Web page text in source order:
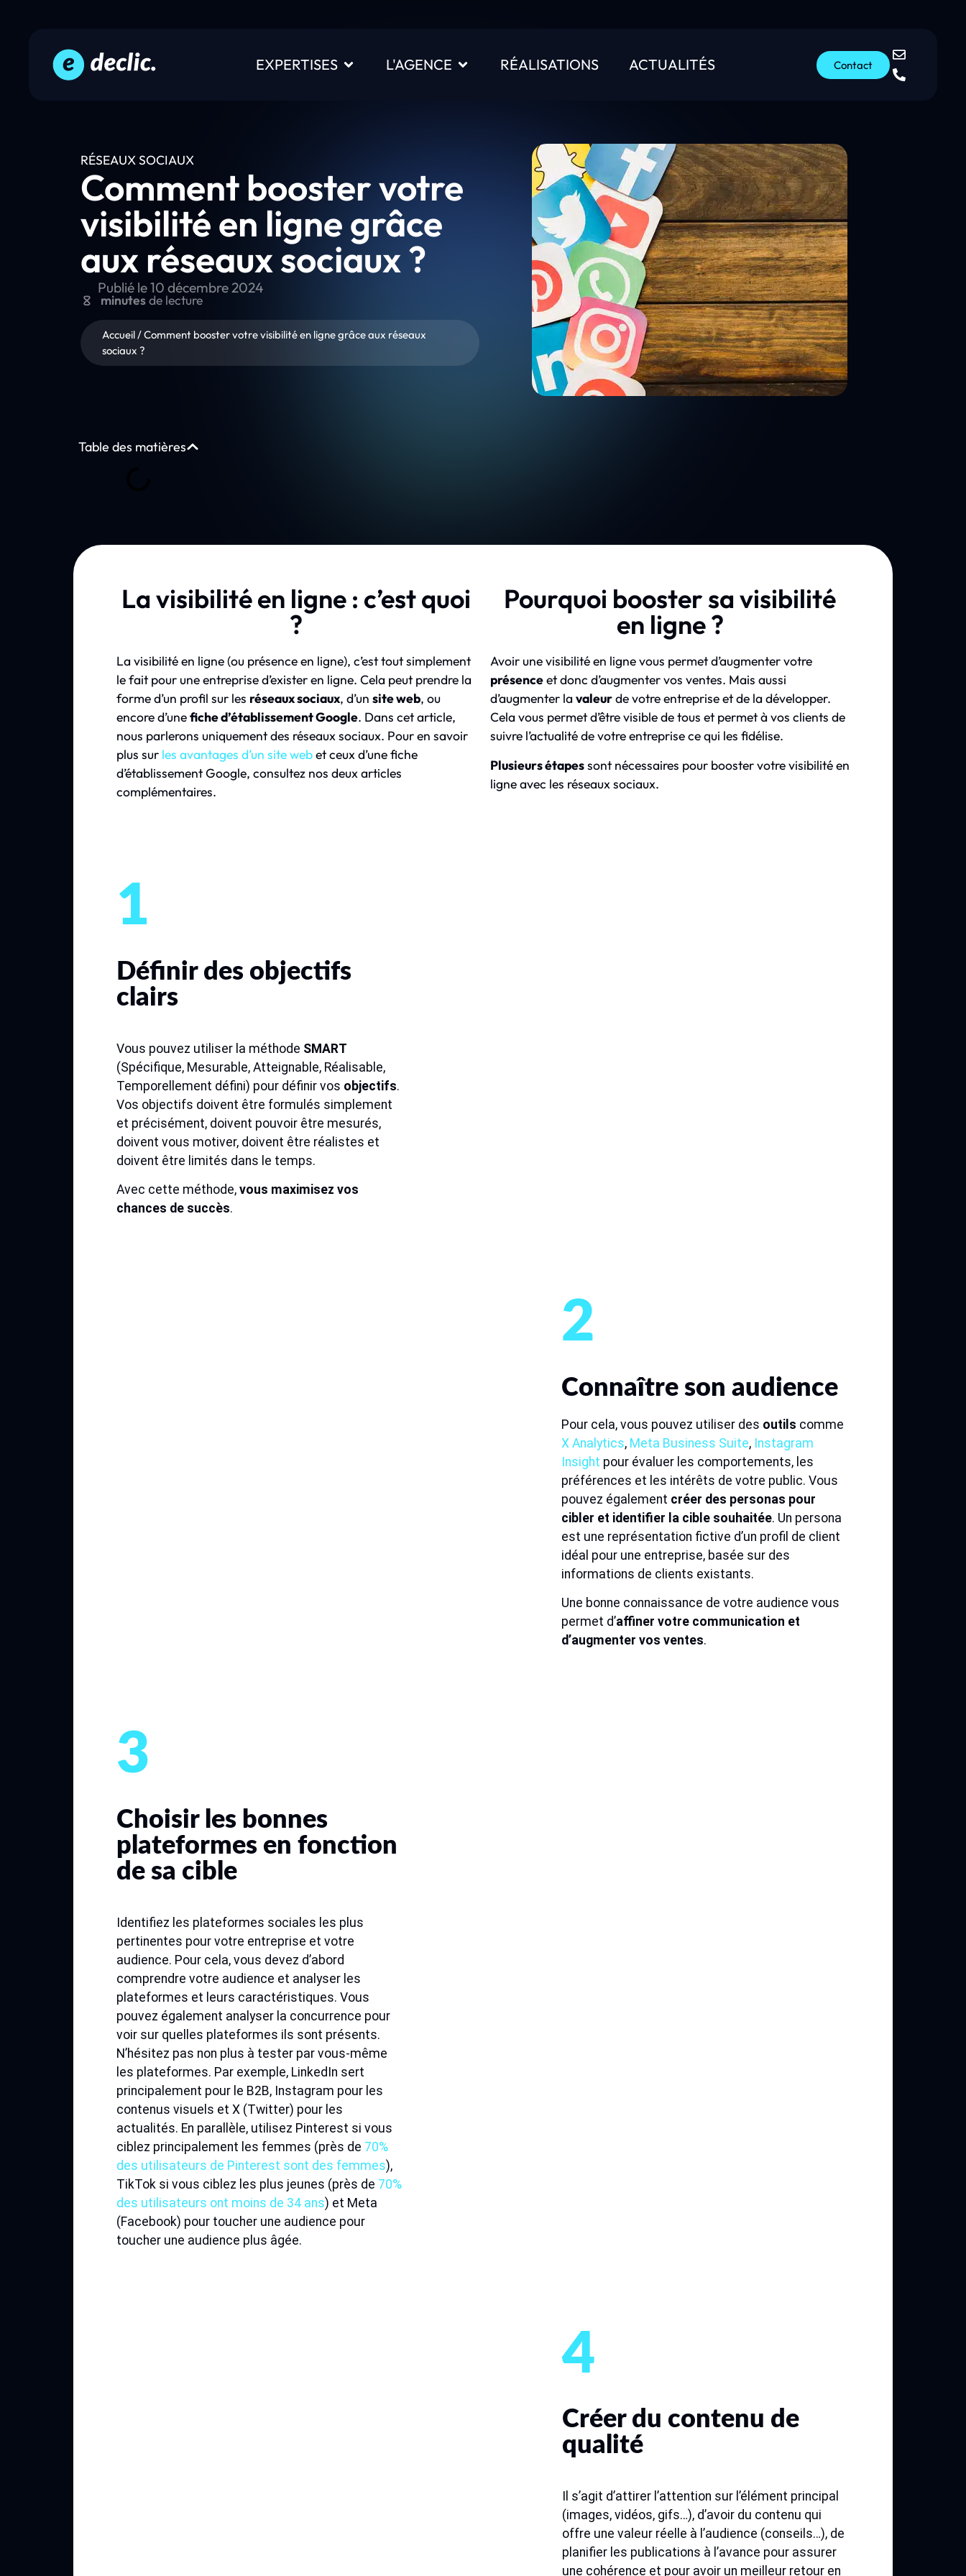
EXPERTISES L'AGENCE RÉALISATIONS ACTUALITÉS Contact
RÉSEAUX SOCIAUX
Comment booster votre
visibilité en ligne grâce
aux réseaux sociaux ?
Publié le10 décembre 2024
minutesde lecture
Accueil/Comment booster votre visibilité en ligne grâce aux réseaux
sociaux ?
Table des matières
La visibilité en ligne : c’est quoi
?
La visibilité en ligne (ou présence en ligne), c’est tout simplement
le fait pour une entreprise d’exister en ligne. Cela peut prendre la
forme d’un profil sur les réseaux sociaux, d’un site web, ou
encore d’unefiche d’établissement Google. Dans cet article,
nous parlerons uniquement des réseaux sociaux. Pour en savoir
plus sur les avantages d’un site webet ceux d’une fiche
d’établissement Google, consultez nos deux articles
complémentaires.
Pourquoi booster sa visibilité
en ligne ?
Avoir une visibilité en ligne vous permet d’augmenter votre
présenceet donc d’augmenter vos ventes. Mais aussi
d’augmenter lavaleurde votre entreprise et de la développer.
Cela vous permet d’être visible de tous et permet à vos clients de
suivre l’actualité de votre entreprise ce qui les fidélise.
Plusieurs étapessont nécessaires pour booster votre visibilité en
ligne avec les réseaux sociaux.
1
Définir des objectifs
clairs
Vous pouvez utiliser la méthode SMART
(Spécifique, Mesurable, Atteignable, Réalisable,
Temporellement défini) pour définir vos objectifs.
Vos objectifs doivent être formulés simplement
et précisément, doivent pouvoir être mesurés,
doivent vous motiver, doivent être réalistes et
doivent être limités dans le temps.
Avec cette méthode, vous maximisez vos
chances de succès.
2
Connaître son audience
Pour cela, vous pouvez utiliser des outils comme
X Analytics, Meta Business Suite, Instagram
Insight pour évaluer les comportements, les
préférences et les intérêts de votre public. Vous
pouvez également créer des personas pour
cibler et identifier la cible souhaitée. Un persona
est une représentation fictive d’un profil de client
idéal pour une entreprise, basée sur des
informations de clients existants.
Une bonne connaissance de votre audience vous
permet d’affiner votre communication et
d’augmenter vos ventes.
3
Choisir les bonnes
plateformes en fonction
de sa cible
Identifiez les plateformes sociales les plus
pertinentes pour votre entreprise et votre
audience. Pour cela, vous devez d’abord
comprendre votre audience et analyser les
plateformes et leurs caractéristiques. Vous
pouvez également analyser la concurrence pour
voir sur quelles plateformes ils sont présents.
N’hésitez pas non plus à tester par vous-même
les plateformes. Par exemple, LinkedIn sert
principalement pour le B2B, Instagram pour les
contenus visuels et X (Twitter) pour les
actualités. En parallèle, utilisez Pinterest si vous
ciblez principalement les femmes (près de 70%
des utilisateurs de Pinterest sont des femmes),
TikTok si vous ciblez les plus jeunes (près de 70%
des utilisateurs ont moins de 34 ans) et Meta
(Facebook) pour toucher une audience pour
toucher une audience plus âgée.
4
Créer du contenu de
qualité
Il s’agit d’attirer l’attention sur l’élément principal
(images, vidéos, gifs…), d’avoir du contenu qui
offre une valeur réelle à l’audience (conseils…), de
planifier les publications à l’avance pour assurer
une cohérence et pour avoir un meilleur retour en